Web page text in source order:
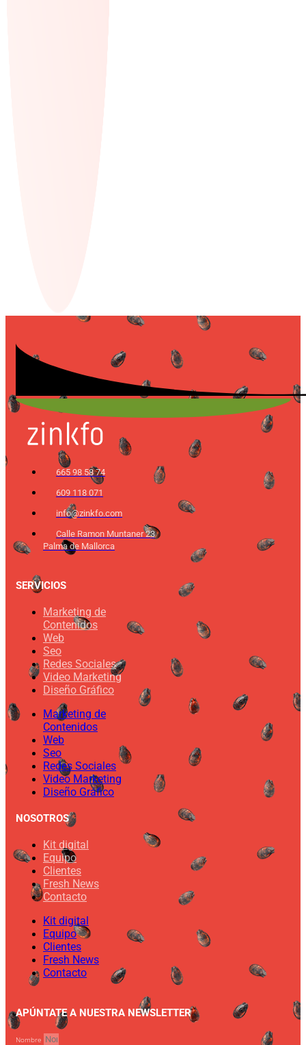
665 98 58 74
609 118 071
info@zinkfo.com
Calle Ramon Muntaner 23
Palma de Mallorca
SERVICIOS
Marketing de
Contenidos
Web
Seo
Redes Sociales
Video Marketing
Diseño Gráfico
Marketing de
Contenidos
Web
Seo
Redes Sociales
Video Marketing
Diseño Gráfico
NOSOTROS
Kit digital
Equipo
Clientes
Fresh News
Contacto
Kit digital
Equipo
Clientes
Fresh News
Contacto
APÚNTATE A NUESTRA NEWSLETTER
Nombre